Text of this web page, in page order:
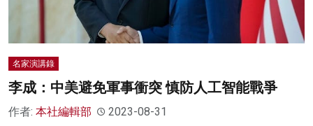
名家演講錄
李成：中美避免軍事衝突 慎防人工智能戰爭
作者: 本社編輯部 2023-08-31